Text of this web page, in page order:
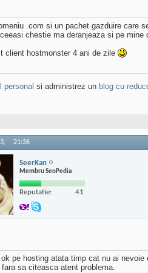
.com si un pachet gazduire care
chestie ma deranjeaza si pe mine
client hostmonster 4 ani de zile
personal si administrez un blog cu
21:36
SeerKan
Membru SeoPedia
Reputatie: 41
pe hosting atata timp cat nu ai
sa citeasca atent problema.